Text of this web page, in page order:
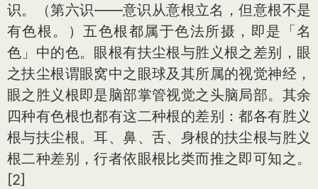
识。（第六识——意识从意根立名，但意根不是
有色根。）五色根都属于色法所摄，即是「名
色」中的色。眼根有扶尘根与胜义根之差别，眼
之扶尘根谓眼窝中之眼球及其所属的视觉神经，
眼之胜义根即是脑部掌管视觉之头脑局部。其余
四种有色根也都有这二种根的差别：都各有胜义
根与扶尘根。耳、鼻、舌、身根的扶尘根与胜义
根二种差别，行者依眼根比类而推之即可知之。
[2]